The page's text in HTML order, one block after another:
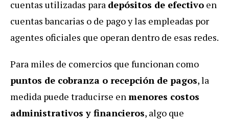
cuentas utilizadas para depósitos de efectivo en
cuentas bancarias o de pago y las empleadas por
agentes oficiales que operan dentro de esas redes.
Para miles de comercios que funcionan como
puntos de cobranza o recepción de pagos, la
medida puede traducirse enmenores costos
administrativos y financieros, algo que